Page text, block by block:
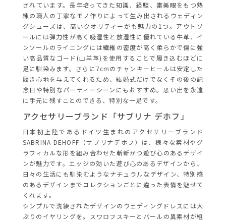
されています。長年培ってきた知識、経験、審美眼をもつ熟
練の職人の丁寧なモノ作りによって生み出されるウェディン
グシューズは、 高いクオリティーがも魅力の1つ。アウトソ
ールには弾力性が高く吸湿性と放湿性に優れている牛革、イ
ンソールのライニングには繊維の密度が高く柔らかで傷に強
い高品質なゴード(山羊革)を使用することで履き込むほどに
足に馴染みます。さらに7cmのチャンキーヒールは安定した
履き心地を与えてくれるため、結婚式だけでなく その後の記
念日や特別なパーティーシーンにもおすすめ。思い出を永遠
に手元に残すことのできる、特別な一足です。
アクセサリーブランド「サブリナ デホフ」
日本初上陸であるドイツ生まれのアクセサリーブランド
SABRINA DEHOFF（サブリナデホフ）は、様々な素材やグ
ラフィカルな形を組み合わせた斬新かつ遊び心のあるデザイ
ンが魅力です。エッジの効いた遊び心のあるデザインから、
日々の生活にも馴染むよ うなナチュラルなデザイン、特別感
のあるデザインまでコレクションごとに違った表情を魅せて
く れます。
シンプルで洗練されたデザインのウェディングドレスには大
ぶりのイヤリングを。スワロフスキーとパールの異素材が組